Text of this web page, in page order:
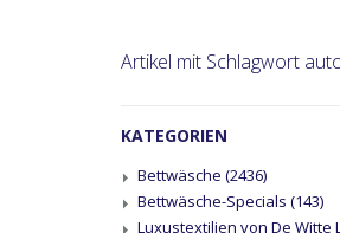
Artikel mit Schlagwort
KATEGORIEN
Bettwäsche (2436)
Bettwäsche-Specials (143)
Luxustextilien von De Witte